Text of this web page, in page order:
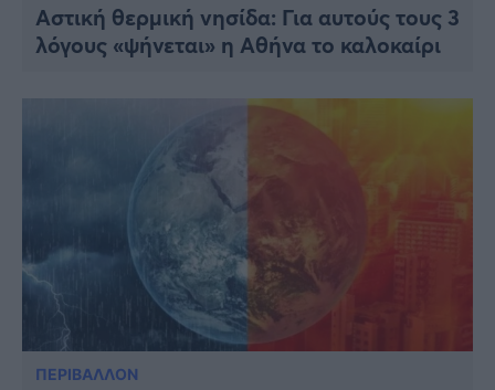
Αστική θερμική νησίδα: Για αυτούς τους 3
λόγους «ψήνεται» η Αθήνα το καλοκαίρι
ΠΕΡΙΒΑΛΛΟΝ